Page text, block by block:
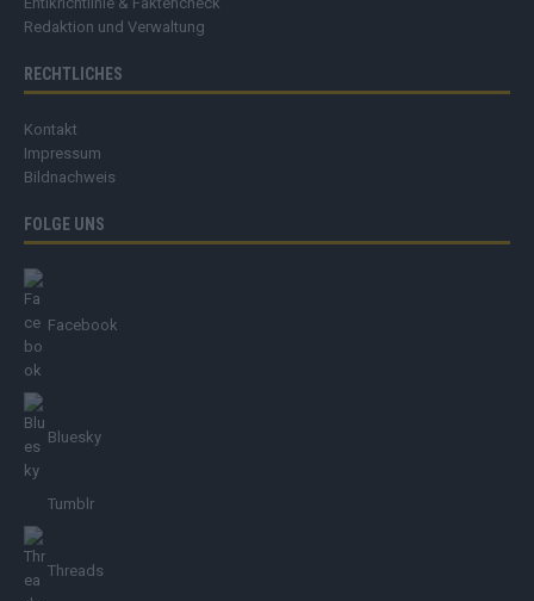
Redaktion und Verwaltung
RECHTLICHES
Kontakt
Impressum
Bildnachweis
FOLGE UNS
Facebook
Bluesky
Tumblr
Threads